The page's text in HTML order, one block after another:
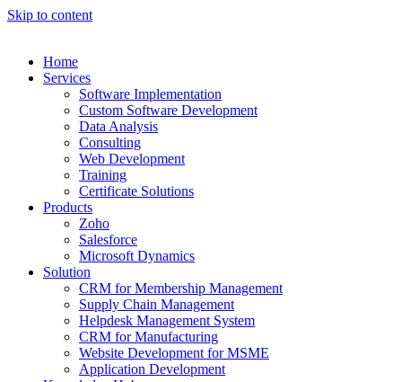
Skip to content
Home
Services
Software Implementation
Custom Software Development
Data Analysis
Consulting
Web Development
Training
Certificate Solutions
Products
Zoho
Salesforce
Microsoft Dynamics
Solution
CRM for Membership Management
Supply Chain Management
Helpdesk Management System
CRM for Manufacturing
Website Development for MSME
Application Development